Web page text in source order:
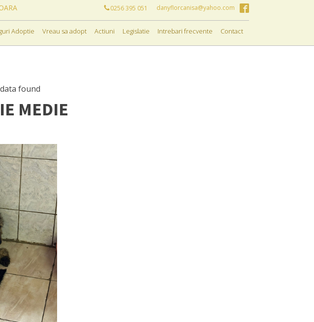
0256 395 051 danyflorcanisa@yahoo.com
Adoptie Vreau sa adopt Actiuni Legislatie Intrebari frecvente Contact
found
MEDIE